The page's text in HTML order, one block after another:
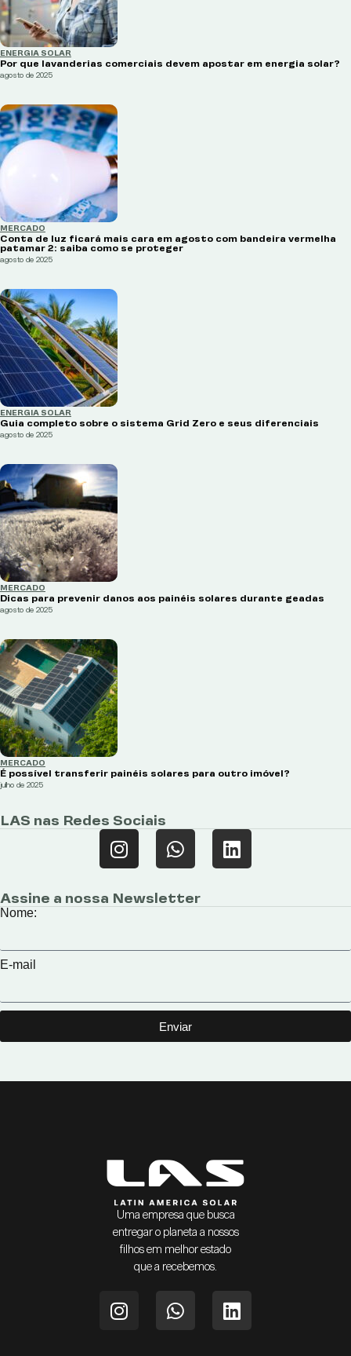
ENERGIA SOLAR
Por que lavanderias comerciais devem apostar em energia solar?
agosto de 2025
MERCADO
Conta de luz ficará mais cara em agosto com bandeira vermelha
patamar 2: saiba como se proteger
agosto de 2025
ENERGIA SOLAR
Guia completo sobre o sistema Grid Zero e seus diferenciais
agosto de 2025
MERCADO
Dicas para prevenir danos aos painéis solares durante geadas
agosto de 2025
MERCADO
É possível transferir painéis solares para outro imóvel?
julho de 2025
LAS nas Redes Sociais
Assine a nossa Newsletter
Nome:
E-mail
Enviar
Uma empresa que busca
entregar o planeta a nossos
filhos em melhor estado
que a recebemos.